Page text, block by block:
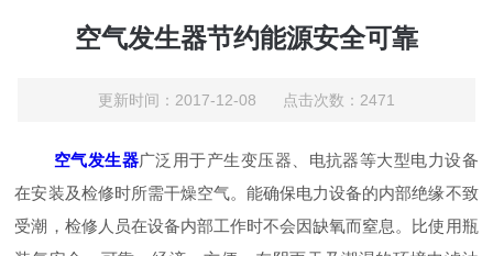
空气发生器节约能源安全可靠
更新时间：2017-12-08 点击次数：2471
空气发生器广泛用于产生变压器、电抗器等大型电力设备
在安装及检修时所需干燥空气。能确保电力设备的内部绝缘不致
受潮，检修人员在设备内部工作时不会因缺氧而窒息。比使用瓶